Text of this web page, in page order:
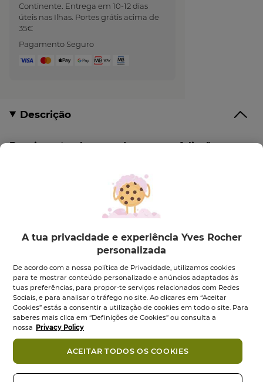
Continente. Entrega em 10-12 dias
úteis nas Ilhas. Portes grátis acima de
35€
Pagamento Seguro
Descrição
Reaviva o teu bronzeado com a esfoliação
delicioso aroma a Monoï aos grãos de casca de Coco
garantindo uma esfoliação delicada e perfumada.
A sua textura ultra-fundente transforma-se em óleo
quando entra em contacto com a tua pele, e em
removidas, a pele fica sedosa e pronta para um
bronzeado radiante e duradouro.
CONSELHOS DE UTILIZAÇÃO:
Massaja em todo o corpo durante o banho, enxagua
com água.
COMPROMISSO COSMÉTIQUE VÉGÉTALE®
• 97% de ingredientes de origem natural
• Testado dermatologicamente
Ingredientes
Também podes gostar
A tua privacidade e experiência Yves Rocher
personalizada
De acordo com a nossa política de Privacidade, utilizamos cookies
para te mostrar conteúdo personalizado e anúncios adaptados às
tuas preferências, para propor-te serviços relacionados com Redes
Sociais, e para analisar o tráfego no site. Ao clicares em “Aceitar
Cookies” estás a consentir a utilização de cookies em todo o site. Para
saberes mais clica em “Definições de Cookies” ou consulta a
nossa Privacy Policy
ACEITAR TODOS OS COOKIES